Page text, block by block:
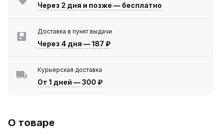
Через 2 дня и позже — бесплатно
Доставка в пункт выдачи
Через 4 дня —187 ₽
Курьерская доставка
От 1 дней —300 ₽
О товаре